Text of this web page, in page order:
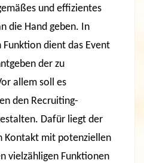
und effizientes
die Hand geben. In
dient das Event
der zu
allem soll es
den Recruiting-
Dafür liegt der
Kontakt mit potenziellen
vielzähligen Funktionen